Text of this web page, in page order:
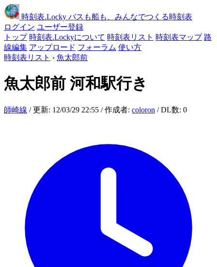
時刻表.Locky バスも船も、みんなでつくる時刻表
ログイン ユーザー登録
トップ 時刻表.Lockyについて 時刻表リスト 時刻表マップ 路
線編集 アップロード フォーラム 使い方
時刻表リスト › 魚太郎前
魚太郎前 河和駅行き
師崎線 / 更新: 12/03/29 22:55 / 作成者: coloron / DL数: 0